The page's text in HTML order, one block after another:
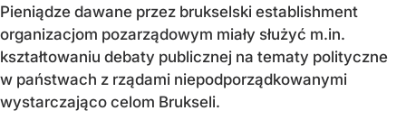
Pieniądze dawane przez brukselski establishment
organizacjom pozarządowym miały służyć m.in.
kształtowaniu debaty publicznej na tematy polityczne
w państwach z rządami niepodporządkowanymi
wystarczająco celom Brukseli.